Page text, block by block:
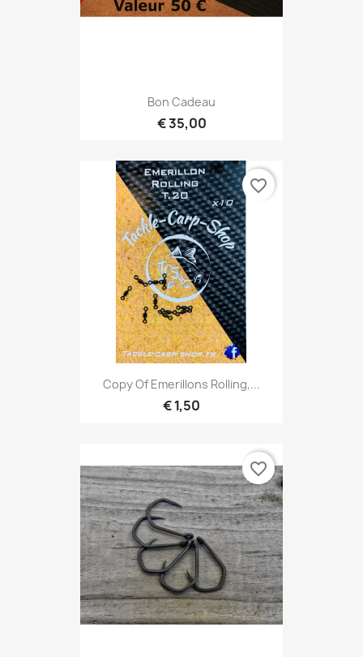
Bon Cadeau
€ 35,00
Copy Of Emerillons Rolling,...
€ 1,50
favorite_border
favorite_border